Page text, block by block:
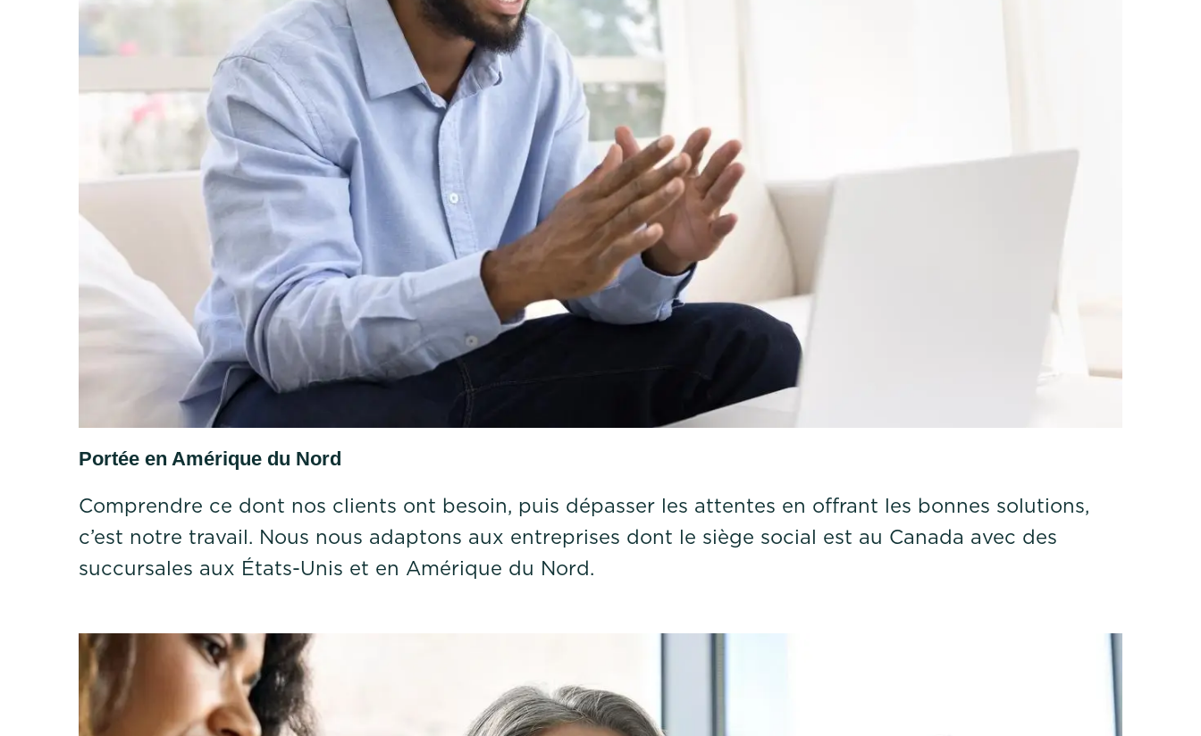
Portée en Amérique du Nord
Comprendre ce dont nos clients ont besoin, puis dépasser les attentes en offrant les bonnes solutions,
c’est notre travail. Nous nous adaptons aux entreprises dont le siège social est au Canada avec des
succursales aux États-Unis et en Amérique du Nord.